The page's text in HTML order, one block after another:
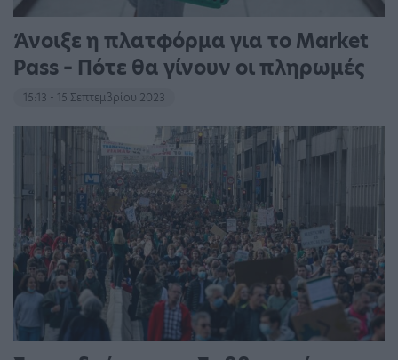
Άνοιξε η πλατφόρμα για το Market
Pass – Πότε θα γίνουν οι πληρωμές
15:13 - 15 Σεπτεμβρίου 2023